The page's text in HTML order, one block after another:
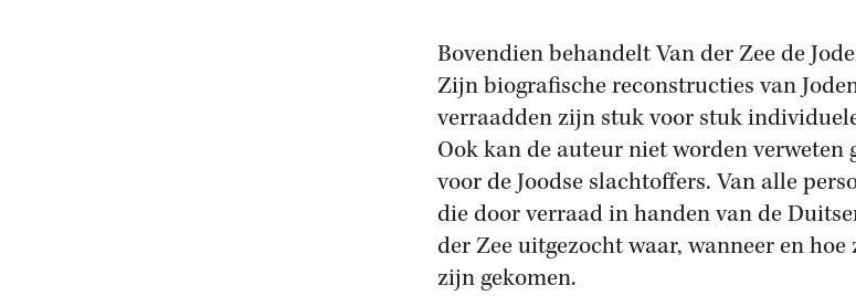
Bovendien behandelt Van der Zee de
Zijn biografische reconstructies van
verraadden zijn stuk voor stuk
Ook kan de auteur niet worden verweten
voor de Joodse slachtoffers. Van alle
die door verraad in handen van de
der Zee uitgezocht waar, wanneer en
zijn gekomen.